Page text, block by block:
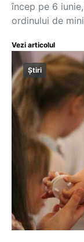
încep pe 6
ordinului de
Vezi articolul
Știri